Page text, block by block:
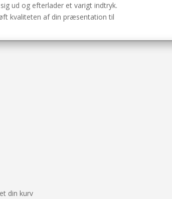
ud og efterlader et varigt indtryk.
kvaliteten af din præsentation til
din kurv